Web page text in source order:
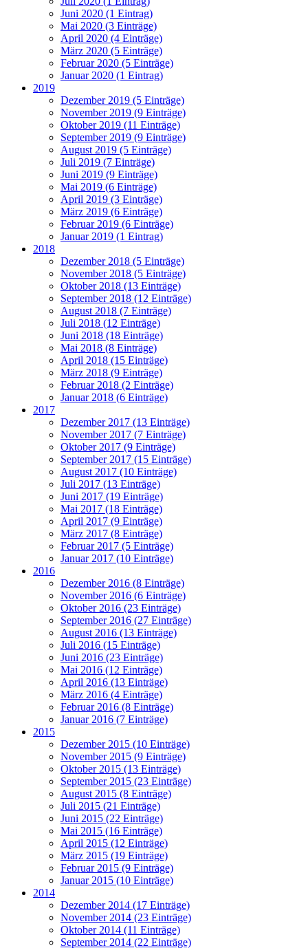
Juni 2020 (1 Eintrag)
Mai 2020 (3 Einträge)
April 2020 (4 Einträge)
März 2020 (5 Einträge)
Februar 2020 (5 Einträge)
Januar 2020 (1 Eintrag)
2019
Dezember 2019 (5 Einträge)
November 2019 (9 Einträge)
Oktober 2019 (11 Einträge)
September 2019 (9 Einträge)
August 2019 (5 Einträge)
Juli 2019 (7 Einträge)
Juni 2019 (9 Einträge)
Mai 2019 (6 Einträge)
April 2019 (3 Einträge)
März 2019 (6 Einträge)
Februar 2019 (6 Einträge)
Januar 2019 (1 Eintrag)
2018
Dezember 2018 (5 Einträge)
November 2018 (5 Einträge)
Oktober 2018 (13 Einträge)
September 2018 (12 Einträge)
August 2018 (7 Einträge)
Juli 2018 (12 Einträge)
Juni 2018 (18 Einträge)
Mai 2018 (8 Einträge)
April 2018 (15 Einträge)
März 2018 (9 Einträge)
Februar 2018 (2 Einträge)
Januar 2018 (6 Einträge)
2017
Dezember 2017 (13 Einträge)
November 2017 (7 Einträge)
Oktober 2017 (9 Einträge)
September 2017 (15 Einträge)
August 2017 (10 Einträge)
Juli 2017 (13 Einträge)
Juni 2017 (19 Einträge)
Mai 2017 (18 Einträge)
April 2017 (9 Einträge)
März 2017 (8 Einträge)
Februar 2017 (5 Einträge)
Januar 2017 (10 Einträge)
2016
Dezember 2016 (8 Einträge)
November 2016 (6 Einträge)
Oktober 2016 (23 Einträge)
September 2016 (27 Einträge)
August 2016 (13 Einträge)
Juli 2016 (15 Einträge)
Juni 2016 (23 Einträge)
Mai 2016 (12 Einträge)
April 2016 (13 Einträge)
März 2016 (4 Einträge)
Februar 2016 (8 Einträge)
Januar 2016 (7 Einträge)
2015
Dezember 2015 (10 Einträge)
November 2015 (9 Einträge)
Oktober 2015 (13 Einträge)
September 2015 (23 Einträge)
August 2015 (8 Einträge)
Juli 2015 (21 Einträge)
Juni 2015 (22 Einträge)
Mai 2015 (16 Einträge)
April 2015 (12 Einträge)
März 2015 (19 Einträge)
Februar 2015 (9 Einträge)
Januar 2015 (10 Einträge)
2014
Dezember 2014 (17 Einträge)
November 2014 (23 Einträge)
Oktober 2014 (11 Einträge)
September 2014 (22 Einträge)